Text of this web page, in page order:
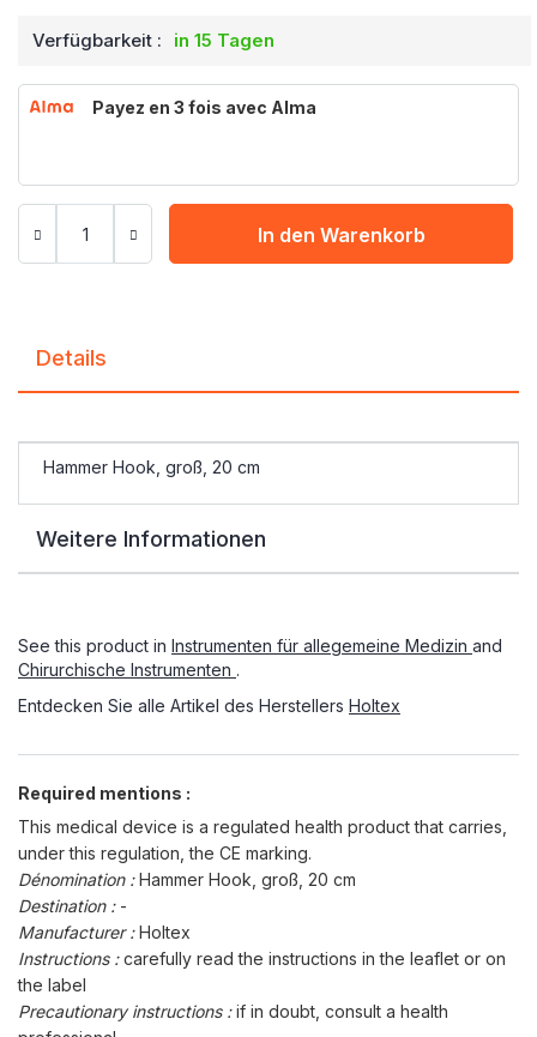
Verfügbarkeit : in 15 Tagen
Payez en 3 fois avec Alma
In den Warenkorb
Details
Hammer Hook, groß, 20 cm
Weitere Informationen
See this product in Instrumenten für allegemeine Medizin and
Chirurchische Instrumenten .
Entdecken Sie alle Artikel des Herstellers Holtex
Required mentions :
This medical device is a regulated health product that carries,
under this regulation, the CE marking.
Dénomination :Hammer Hook, groß, 20 cm
Destination : -
Manufacturer :Holtex
Instructions :carefully read the instructions in the leaflet or on
the label
Precautionary instructions :if in doubt, consult a health